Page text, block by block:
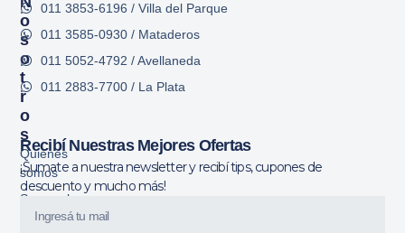
O
S
O
T
R
O
S
Quiénes
somos
Sucursales
Preguntas
011 3853-6196 / Villa del Parque
011 3585-0930 / Mataderos
011 5052-4792 / Avellaneda
011 2883-7700 / La Plata
Recibí Nuestras Mejores Ofertas
¡Sumate a nuestra newsletter y recibí tips, cupones de
descuento y mucho más!